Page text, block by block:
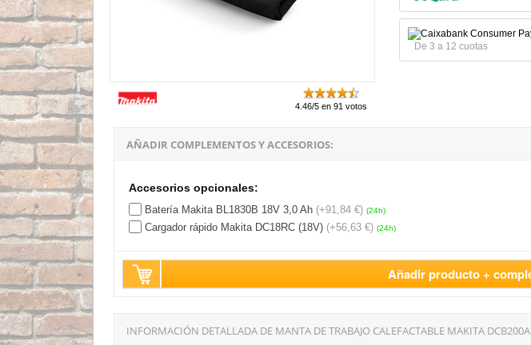
4.46/5 en 91 votos
De 3 a 12 cuotas
AÑADIR COMPLEMENTOS Y ACCESORIOS:
Accesorios opcionales:
Batería Makita BL1830B 18V 3,0 Ah (+91,84 €) (24h)
Cargador rápido Makita DC18RC (18V) (+56,63 €) (24h)
Añadir producto +
INFORMACIÓN DETALLADA DE MANTA DE TRABAJO CALEFACTABLE MAKITA